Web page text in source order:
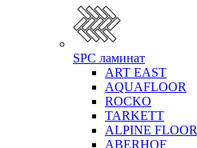
SPC ламинат
ART EAST
AQUAFLOOR
ROCKO
TARKETT
ALPINE FLOOR
ABERHOF